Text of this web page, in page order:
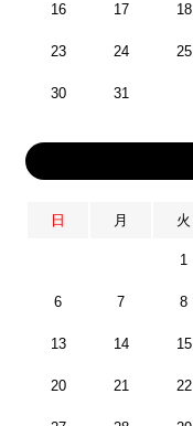
16 17 18
23 24 25
30 31
日 月 火
1
6 7 8
13 14 15
20 21 22